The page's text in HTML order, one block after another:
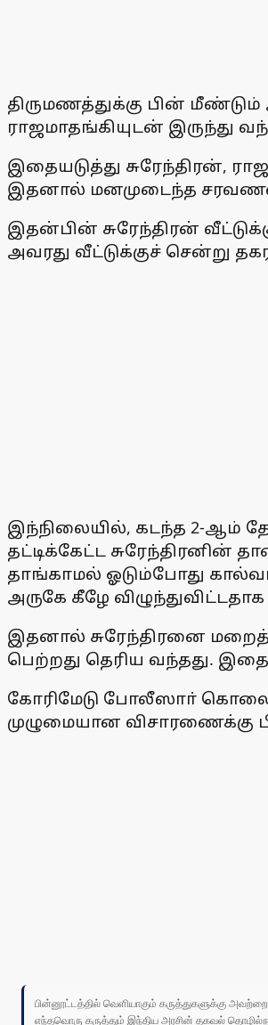
திருமணத்துக்கு பின் மீண்டும்
ராஜமாதங்கியுடன்
இதையடுத்து சுரேந்திரன்,
இதனால் மனமுடைந்த சரவணன்,
இதன்பின் சுரேந்திரன்
அவரது வீட்டுக்குச் சென்று
இந்நிலையில், கடந்த 2-ஆம்
தட்டிக்கேட்ட சுரேந்திரனின்
தாங்காமல் ஓடும்போது
அருகே கீழே
இதனால் சுரேந்திரனை
பெற்றது தெரிய வந்தது.
கோரிமேடு போலீஸாா் கொலை
முழுமையான விசாரணைக்கு
பின்னூட்டத்தில் வெளியாகும் கருத்துகளுக்கு
எந்தவொரு கருத்தும் இந்திய அரசின் தகவல்